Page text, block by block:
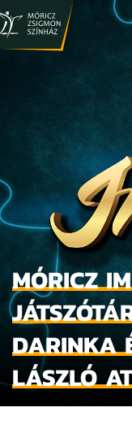
MÓRICZ
DARINKA
LÁSZLÓ